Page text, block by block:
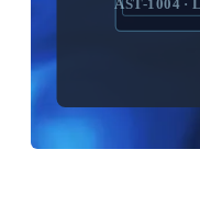
AST-1004 ·